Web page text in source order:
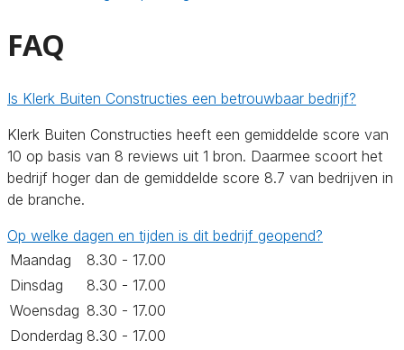
FAQ
Is Klerk Buiten Constructies een betrouwbaar bedrijf?
Klerk Buiten Constructies heeft een gemiddelde score van
10 op basis van 8 reviews uit 1 bron. Daarmee scoort het
bedrijf hoger dan de gemiddelde score 8.7 van bedrijven in
de branche.
Op welke dagen en tijden is dit bedrijf geopend?
Maandag
8.30 - 17.00
Dinsdag
8.30 - 17.00
Woensdag 8.30 - 17.00
Donderdag 8.30 - 17.00